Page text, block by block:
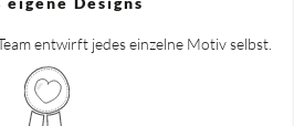
entwirft jedes einzelne Motiv selbst.